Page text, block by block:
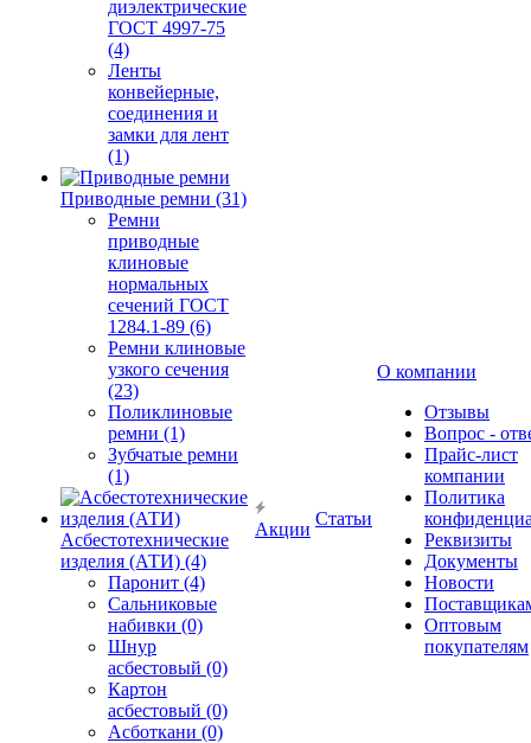
диэлектрические
ГОСТ 4997-75
(4)
Ленты
конвейерные,
соединения и
замки для лент
(1)
Приводные ремни (31)
Ремни
приводные
клиновые
нормальных
сечений ГОСТ
1284.1-89 (6)
Ремни клиновые
узкого сечения
(23)
Поликлиновые
ремни (1)
Зубчатые ремни
(1)
Асбестотехнические
изделия (АТИ) (4)
Паронит (4)
Сальниковые
набивки (0)
Шнур
асбестовый (0)
Картон
асбестовый (0)
Асботкани (0)
Акции
Статьи
О компании
Отзывы
Вопрос -
Прайс-лист
компании
Политика
Реквизиты
Документы
Новости
Оптовым
покупателям